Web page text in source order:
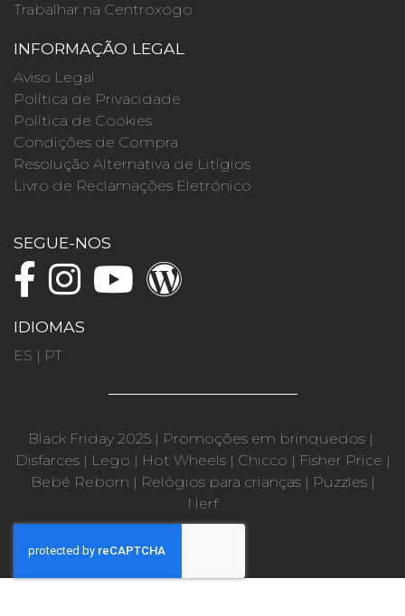
Trabalhar na Centroxogo
INFORMAÇÃO LEGAL
Aviso Legal
Política de Privacidade
Política de Cookies
Condições de Compra
Resolução Alternativa de Litígios
Livro de Reclamações Eletrónico
SEGUE-NOS
IDIOMAS
ES | PT
Black Friday 2025 | Promoções em brinquedos |
Disfarces| Lego | Hot Wheels| Chicco | Fisher Price |
Bebé Reborn | Relógios para crianças| Puzzles|
Nerf